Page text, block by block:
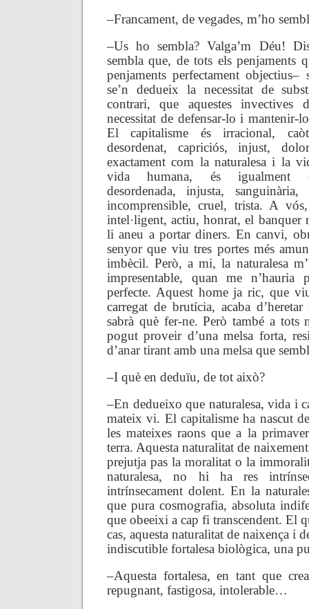
–Francament, de vegades, m’ho
–Us ho sembla? Valga’m Déu!
sembla que, de tots els penjaments
penjaments perfectament objectius–
se’n dedueix la necessitat de
contrari, que aquestes invectives
necessitat de defensar-lo i mantenir-
El capitalisme és irracional,
desordenat, capriciós, injust,
exactament com la naturalesa i la
vida humana, és igualment
desordenada, injusta, sanguinària,
incomprensible, cruel, trista. A
intel·ligent, actiu, honrat, el banquer
li aneu a portar diners. En canvi,
senyor que viu tres portes més
imbècil. Però, a mi, la naturalesa
impresentable, quan me
perfecte. Aquest home ja ric, que
carregat de brutícia, acaba
sabrà què fer-ne. Però també a tots
pogut proveir d’una melsa forta,
d’anar tirant amb una melsa que
–I què en deduïu, de tot això?
–En dedueixo que naturalesa, vida i
mateix vi. El capitalisme ha nascut
les mateixes raons que a la
terra. Aquesta naturalitat de
prejutja pas la moralitat o la
naturalesa, no hi ha res
intrínsecament dolent. En la
que pura cosmografia, absoluta
que obeeixi a cap fi transcendent. El
cas, aquesta naturalitat de naixença i
indiscutible fortalesa biològica, una
–Aquesta fortalesa, en tant que
repugnant, fastigosa, intolerable…